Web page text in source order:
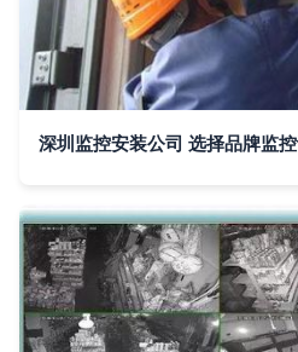
深圳监控安装公司 选择品牌监